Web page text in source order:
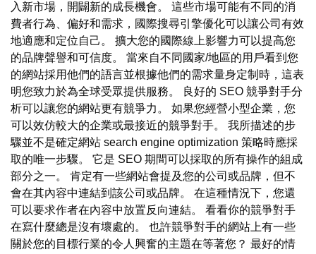
入新市場，開闢新的成長機會。 這些市場可能有不同的消
費者行為、偏好和需求，國際搜尋引擎優化可以讓公司有效
地適應和定位自己。 擴大您的國際線上影響力可以提高您
的品牌聲譽和可信度。 當來自不同國家/地區的用戶看到您
的網站採用他們的語言並根據他們的需求量身定制時，這表
明您致力於為全球受眾提供服務。 良好的 SEO 競爭對手分
析可以讓您的網站更有競爭力。 如果您經營小型企業，您
可以效仿較大的企業或最接近的競爭對手。 我所描述的步
驟並不是確定網站 search engine optimization 策略時應採
取的唯一步驟。 它是 SEO 期間可以採取的所有操作的組成
部分之一。 肯定有一些網站會提及您的公司或品牌，但不
會在其內容中連結到該公司或品牌。 在這種情況下，您還
可以要求作者在內容中放置反向連結。 看看你的競爭對手
在寫什麼總是沒有壞處的。 也許競爭對手的網站上有一些
關於您的目標行業的令人興奮的主題在等著您？ 最好的情